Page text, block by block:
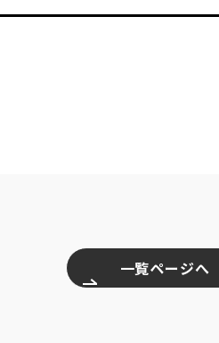
一覧ページへ